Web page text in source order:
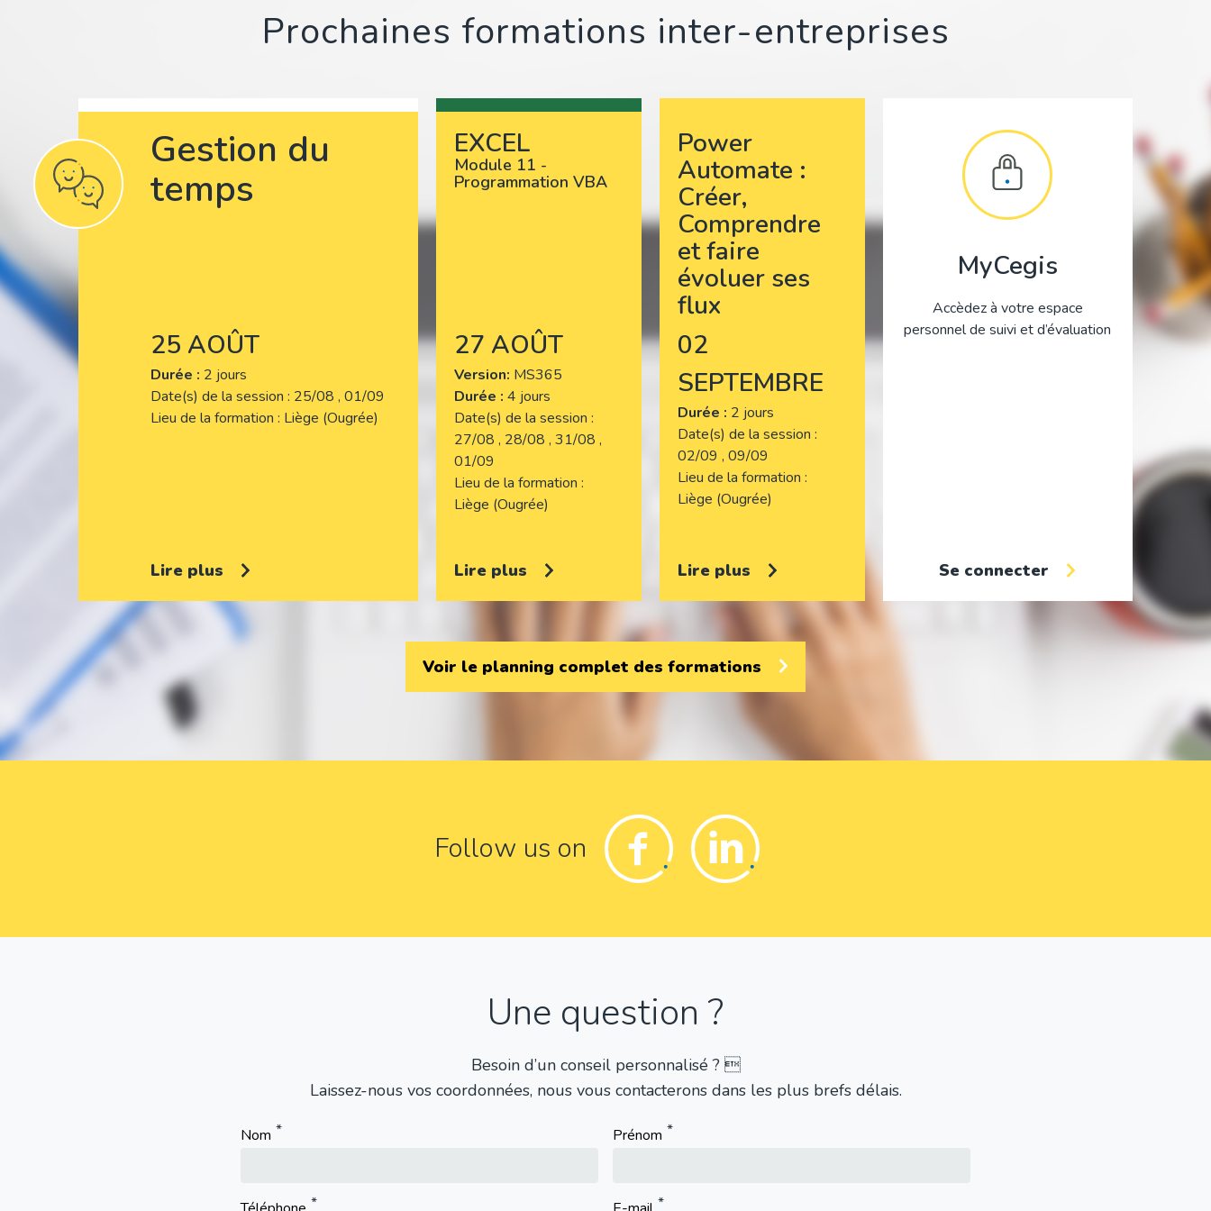
Prochaines formations inter-entreprises
Gestion du
temps
25 AOÛT
Durée : 2 jours
Date(s) de la session 25/08 , 01/09
Lieu de la formation Liège (Ougrée)
Lire plus
EXCEL
Module 11 -
Programmation VBA
27 AOÛT
Version MS365
Durée : 4 jours
Date(s) de la session
27/08 , 28/08 , 31/08 ,
01/09
Lieu de la formation
Liège (Ougrée)
Lire plus
Power
Automate :
Créer,
Comprendre
et faire
évoluer ses
flux
02
SEPTEMBRE
Durée : 2 jours
Date(s) de la session
02/09 , 09/09
Lieu de la formation
Liège (Ougrée)
Lire plus
MyCegis
Accèdez à votre espace
personnel de suivi et d’évaluation
Se connecter
Voir le planning complet des formations
Follow us on
Facebook Linkedin
Une question ?
Besoin d’un conseil personnalisé ? 
Laissez-nous vos coordonnées, nous vous contacterons dans les plus brefs délais.
Nom Prénom